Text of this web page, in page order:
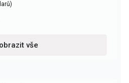
vše